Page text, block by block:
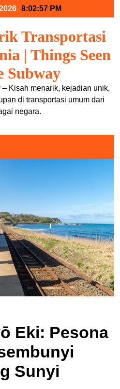
8:02:58 PM
Transportasi
| Things Seen
Subway
Kisah menarik, kejadian unik,
di transportasi umum dari
negara.
Eki: Pesona
Sunyi